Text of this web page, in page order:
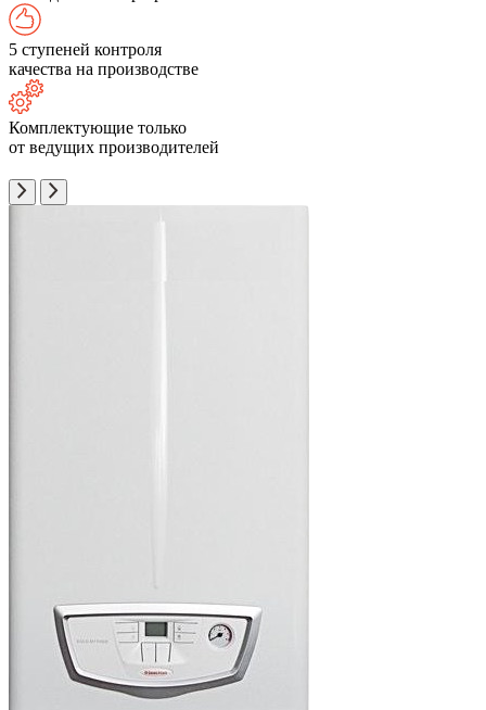
5 ступеней контроля
качества на производстве
Комплектующие только
от ведущих производителей